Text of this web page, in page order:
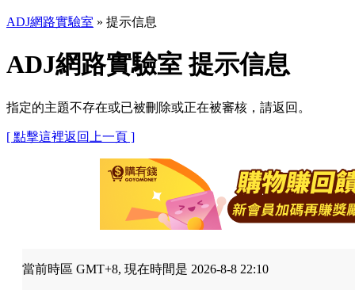
ADJ網路實驗室 » 提示信息
ADJ網路實驗室 提示信息
指定的主題不存在或已被刪除或正在被審核，請返回。
[ 點擊這裡返回上一頁 ]
當前時區 GMT+8, 現在時間是 2026-8-8 22:10